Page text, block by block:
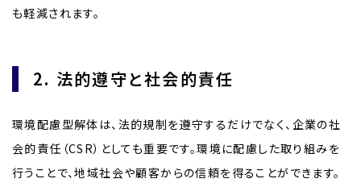
も軽減されます。
2. 法的遵守と社会的責任
環境配慮型解体は、法的規制を遵守するだけでなく、企業の社
会的責任（CSR）としても重要です。環境に配慮した取り組みを
行うことで、地域社会や顧客からの信頼を得ることができます。